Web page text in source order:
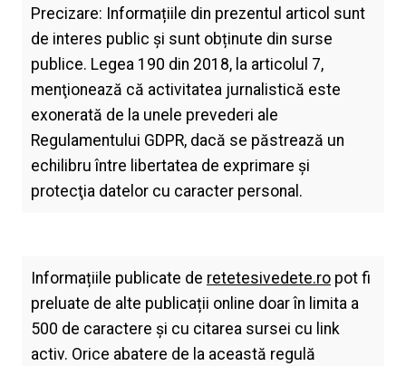
Precizare: Informațiile din prezentul articol sunt
de interes public și sunt obținute din surse
publice. Legea 190 din 2018, la articolul 7,
menţionează că activitatea jurnalistică este
exonerată de la unele prevederi ale
Regulamentului GDPR, dacă se păstrează un
echilibru între libertatea de exprimare şi
protecţia datelor cu caracter personal.
Informațiile publicate de retetesivedete.ropot fi
preluate de alte publicații online doar în limita a
500 de caractere și cu citarea sursei cu link
activ. Orice abatere de la această regulă